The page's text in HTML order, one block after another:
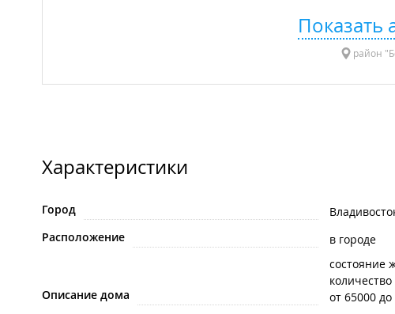
Показать
район
Характеристики
Город
Расположение
в городе
Описание дома
состояние
от 65000